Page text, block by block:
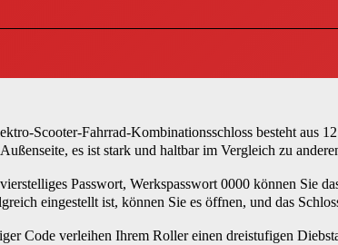
Scooter-Fahrrad-Kombinationsschloss besteht aus
es ist stark und haltbar im Vergleich zu
Passwort, Werkspasswort 0000 können Sie
eingestellt ist, können Sie es öffnen, und das
Code verleihen Ihrem Roller einen dreistufigen